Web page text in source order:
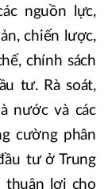
nguồn lực,
chiến lược,
chính sách
tư. Rà soát,
nước và các
cường phân
tư ở Trung
thuận lợi cho